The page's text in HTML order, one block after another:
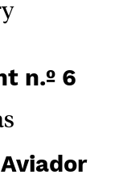
n.º 6